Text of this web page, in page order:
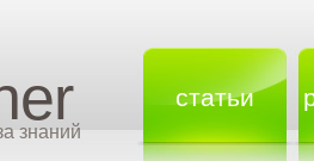
знаний
статьи